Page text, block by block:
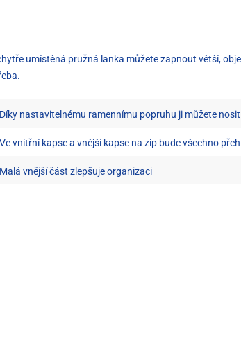
umístěná pružná lanka můžete zapnout větší,
Díky nastavitelnému ramennímu popruhu ji můžete
Ve vnitřní kapse a vnější kapse na zip bude všechno
Malá vnější část zlepšuje organizaci